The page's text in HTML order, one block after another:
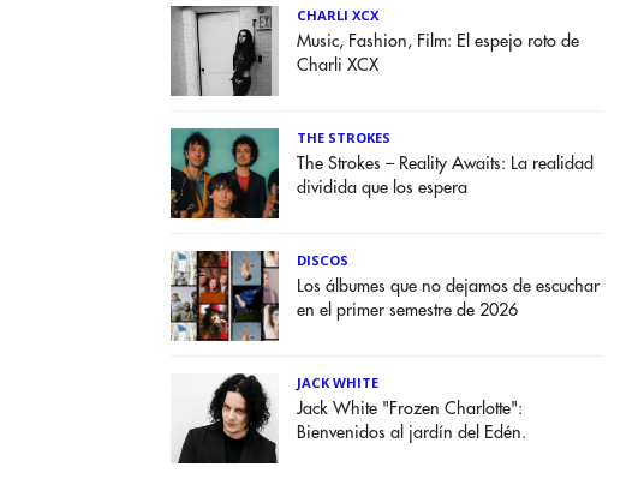
CHARLI XCX
Music, Fashion, Film: El espejo roto de
Charli XCX
THE STROKES
The Strokes – Reality Awaits: La realidad
dividida que los espera
DISCOS
Los álbumes que no dejamos de escuchar
en el primer semestre de 2026
JACK WHITE
Jack White "Frozen Charlotte":
Bienvenidos al jardín del Edén.